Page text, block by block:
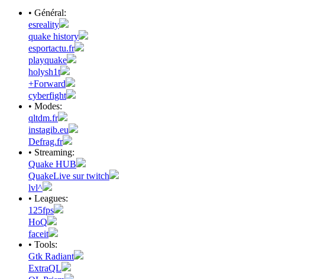
• Général:
esreality
quake history
esportactu.fr
playquake
holysh1t
+Forward
cyberfight
• Modes:
qltdm.fr
instagib.eu
Defrag.fr
• Streaming:
Quake HUB
QuakeLive sur twitch
lvl^
• Leagues:
125fps
HoQ
faceit
• Tools:
Gtk Radiant
ExtraQL